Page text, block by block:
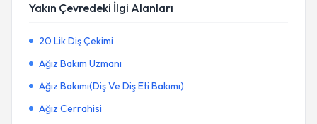
Yakın Çevredeki İlgi Alanları
20 Lik Diş Çekimi
Ağız Bakım Uzmanı
Ağız Bakımı(Diş Ve Diş Eti Bakımı)
Ağız Cerrahisi